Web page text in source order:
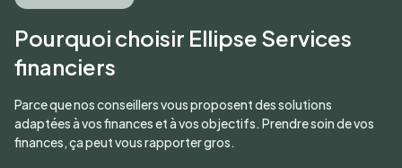
Pourquoi choisir Ellipse Services
financiers
Parce que nos conseillers vous proposent des solutions
adaptées à vos finances et à vos objectifs. Prendre soin de vos
finances, ça peut vous rapporter gros.